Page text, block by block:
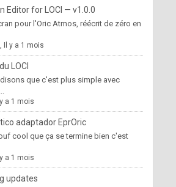
Editor for LOCI — v1.0.0
pour l'Oric Atmos, réécrit de zéro en
, Il y a 1 mois
LOCI
que c'est plus simple avec
y a 1 mois
adaptador EprOric
cool que ça se termine bien c'est
y a 1 mois
updates